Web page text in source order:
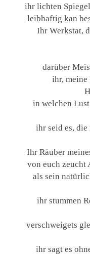
ihr lichten
leibhaftig kan
Ihr Werkstat,
darüber
ihr, meine
in welchen
ihr seid es,
Ihr Räuber
von euch zeucht
als sein
ihr stummen
verschweigets
ihr sagt es